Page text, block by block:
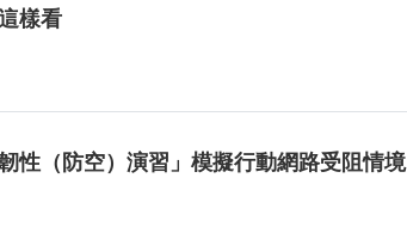
樣看
性（防空）演習」模擬行動網路受阻情境